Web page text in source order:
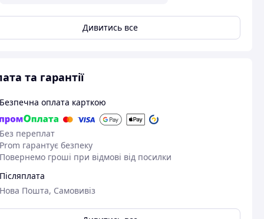
Дивитись все
та гарантії
оплата карткою
переплат
гарантує безпеку
гроші при відмові від посилки
Пошта, Самовивіз